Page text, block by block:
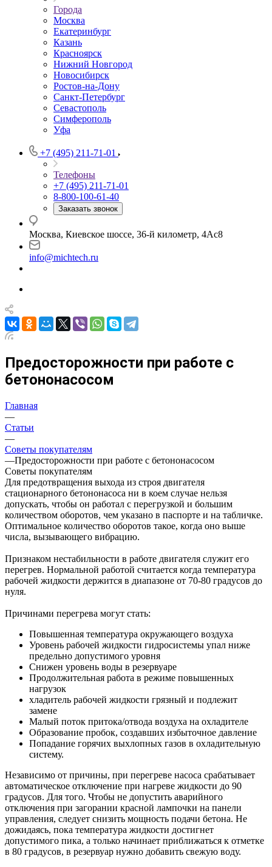
Города
Москва
Екатеринбург
Казань
Красноярск
Нижний Новгород
Новосибирск
Ростов-на-Дону
Санкт-Петербург
Севастополь
Симферополь
Уфа
+7 (495) 211-71-01
Телефоны
+7 (495) 211-71-01
8-800-100-61-40
Заказать звонок
Москва, Киевское шоссе, 36-й километр, 4Ас8
info@michtech.ru
Предосторожности при работе с
бетононасосом
Главная
—
Статьи
—
Советы покупателям
—Предосторожности при работе с бетононасосом
Советы покупателям
Для предотвращения выхода из строя двигателя
стационарного бетононасоса ни в коем случае нельзя
допускать, чтобы он работал с перегрузкой и большим
количеством оборотов, чем указано в паспорте и на табличке.
Оптимальное количество оборотов такое, когда оно выше
числа, вызывающего вибрацию.
Признаком нестабильности в работе двигателя служит его
перегрев. Нормальной работой считается когда температура
рабочей жидкости держится в диапазоне от 70-80 градусов до
нуля.
Причинами перегрева могут стать:
Повышенная температура окружающего воздуха
Уровень рабочей жидкости гидросистемы упал ниже
предельно допустимого уровня
Снижен уровень воды в резервуаре
Продолжительная работа в режиме повышенных
нагрузок
хладитель рабочей жидкости грязный и подлежит
замене
Малый поток притока/отвода воздуха на охладителе
Образование пробок, создавших избыточное давление
Попадание горячих выхлопных газов в охладительную
систему.
Независимо от причины, при перегреве насоса срабатывает
автоматическое отключение при нагреве жидкости до 90
градусов. Для того. Чтобы не допустить аварийного
отключения при загорании красной лампочки на панели
управления, следует снизить мощность подачи бетона. Не
дожидаясь, пока температура жидкости достигнет
допустимого пика, а только начинает приближаться к отметке
в 80 градусов, в резервуар нужно добавить свежую воду.